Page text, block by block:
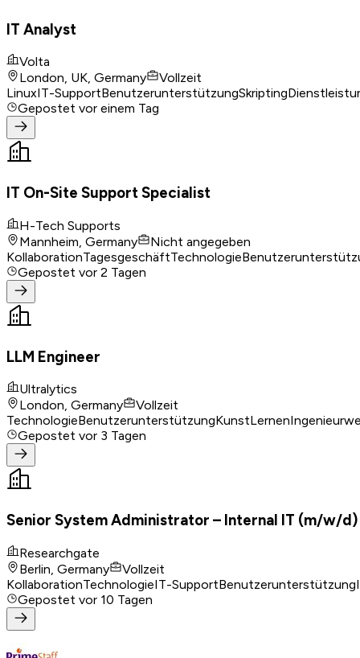
IT Analyst
Volta
London, UK, Germany
Vollzeit
LinuxIT-SupportBenutzerunterstützungSkripting
Gepostet vor einem Tag
IT On-Site Support Specialist
H-Tech Supports
Mannheim, Germany
Nicht angegeben
KollaborationTagesgeschäftTechnologie
Gepostet vor 2 Tagen
LLM Engineer
Ultralytics
London, Germany
Vollzeit
TechnologieBenutzerunterstützungKunstLernen
Gepostet vor 3 Tagen
Senior System Administrator – Internal IT (m/w/d)
Researchgate
Berlin, Germany
Vollzeit
KollaborationTechnologieIT-SupportBenutzerunterstützung
Gepostet vor 10 Tagen